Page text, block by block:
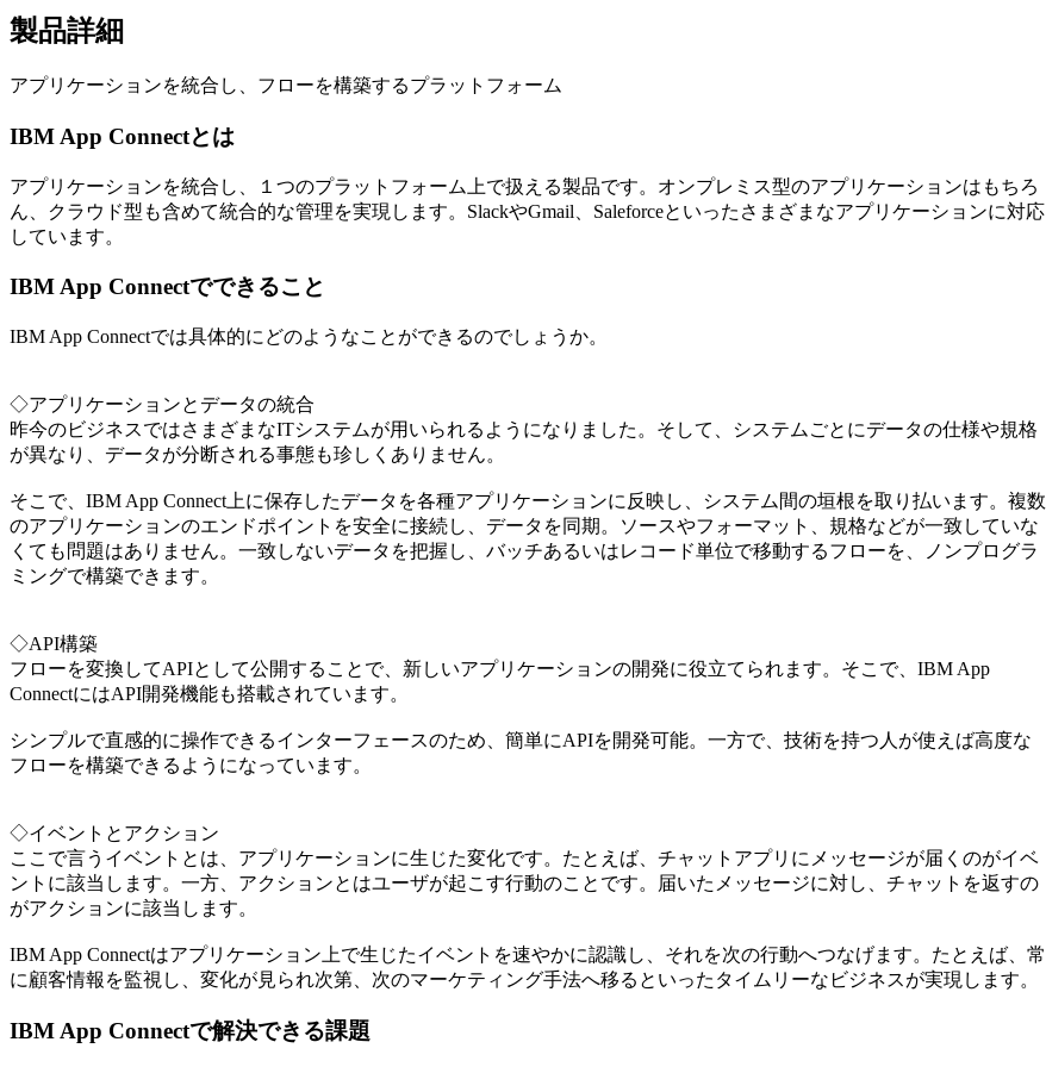
製品詳細
アプリケーションを統合し、フローを構築するプラットフォーム
IBM App Connectとは
アプリケーションを統合し、１つのプラットフォーム上で扱える製品です。オンプレミス型のアプリケーションはもちろ
ん、クラウド型も含めて統合的な管理を実現します。SlackやGmail、Saleforceといったさまざまなアプリケーションに対応
しています。
IBM App Connectでできること
IBM App Connectでは具体的にどのようなことができるのでしょうか。
◇アプリケーションとデータの統合
昨今のビジネスではさまざまなITシステムが用いられるようになりました。そして、システムごとにデータの仕様や規格
が異なり、データが分断される事態も珍しくありません。
そこで、IBM App Connect上に保存したデータを各種アプリケーションに反映し、システム間の垣根を取り払います。複数
のアプリケーションのエンドポイントを安全に接続し、データを同期。ソースやフォーマット、規格などが一致していな
くても問題はありません。一致しないデータを把握し、バッチあるいはレコード単位で移動するフローを、ノンプログラ
ミングで構築できます。
◇API構築
フローを変換してAPIとして公開することで、新しいアプリケーションの開発に役立てられます。そこで、IBM App
ConnectにはAPI開発機能も搭載されています。
シンプルで直感的に操作できるインターフェースのため、簡単にAPIを開発可能。一方で、技術を持つ人が使えば高度な
フローを構築できるようになっています。
◇イベントとアクション
ここで言うイベントとは、アプリケーションに生じた変化です。たとえば、チャットアプリにメッセージが届くのがイベ
ントに該当します。一方、アクションとはユーザが起こす行動のことです。届いたメッセージに対し、チャットを返すの
がアクションに該当します。
IBM App Connectはアプリケーション上で生じたイベントを速やかに認識し、それを次の行動へつなげます。たとえば、常
に顧客情報を監視し、変化が見られ次第、次のマーケティング手法へ移るといったタイムリーなビジネスが実現します。
IBM App Connectで解決できる課題